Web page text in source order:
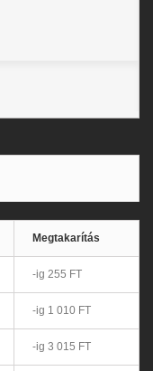
Megtakarítás
-ig 255 FT
-ig 1 010 FT
-ig 3 015 FT